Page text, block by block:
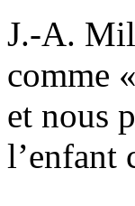
J.-A.
comme
et nous
l’enfant